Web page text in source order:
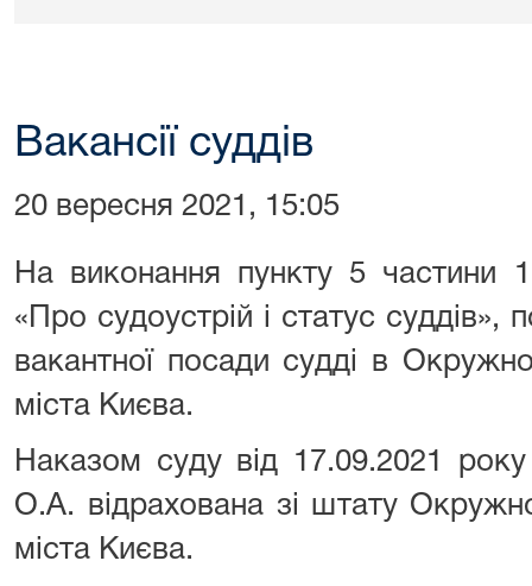
Вакансії суддів
20 вересня 2021, 15:05
На виконання пункту 5 частини
«Про судоустрій і статус суддів»,
вакантної посади судді в
міста Києва.
Наказом суду від 17.09.2021
О.А. відрахована зі штату
міста Києва.